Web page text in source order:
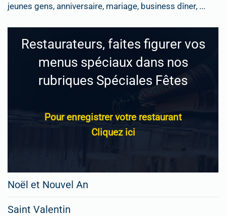
jeunes gens, anniversaire, mariage, business dîner, ...
Restaurateurs, faites figurer vos
menus spéciaux dans nos
rubriques Spéciales Fêtes
Pour enregistrer votre restaurant
Cliquez ici
Noël et Nouvel An
Saint Valentin